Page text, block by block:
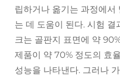
립하거나 옮기는 과정에
는 데 도움이 된다. 시험
크는 골판지 표면에 약
제품이 약 70% 정도의 효
성능을 나타낸다. 그러나